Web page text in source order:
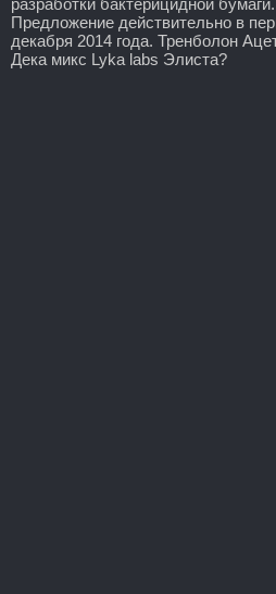
Предложение действительно в
декабря 2014 года. Тренболон
Дека микс Lyka labs Элиста?